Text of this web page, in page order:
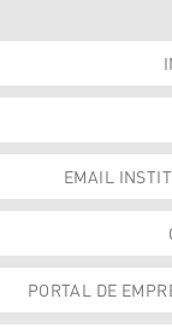
EMAIL
PORTAL DE